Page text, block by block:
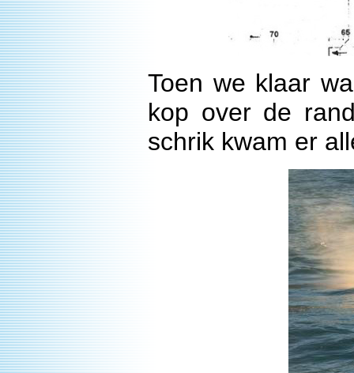
Toen we klaar
kop over de
schrik kwam er